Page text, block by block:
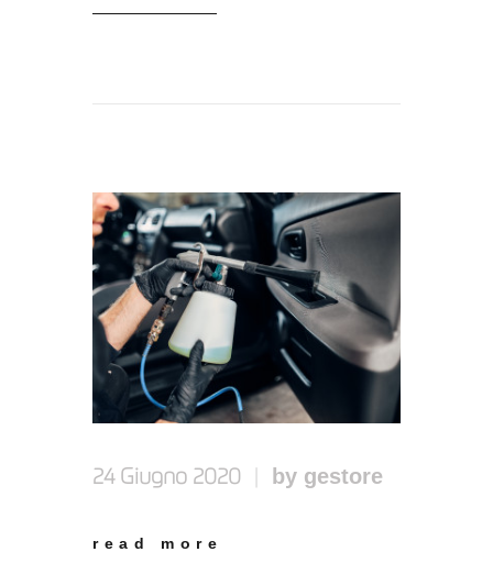
24 Giugno 2020 by gestore
read more